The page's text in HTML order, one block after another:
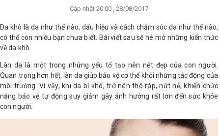
Cập nhật 20:00 , 28/08/2017
Da khô là da như thế nào, dấu hiệu và cách chăm sóc da như thế nào,
có thể còn nhiều bạn chưa biết. Bài viết sau sẽ hé mở những kiến thức
về da khô.
Làn da là một trong những yếu tố tạo nên nét đẹp của con người.
Quan trọng hơn hết, làn da giúp bảo vệ cơ thể khỏi những tác động của
môi trường. Vì vậy, khi da bị khô, trở nên thô ráp, nứt nẻ, khiến chức
năng bảo vệ tự động suy giảm gây ảnh hưởng rất lớn đến sức khỏe
con người.